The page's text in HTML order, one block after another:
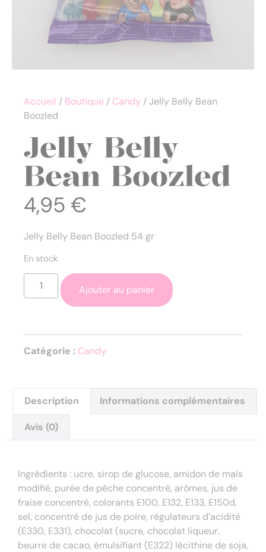
Accueil / Boutique / Candy / Jelly Belly Bean
Boozled
Jelly Belly
Bean Boozled
4,95 €
Jelly Belly Bean Boozled 54 gr
En stock
Ajouter au panier
Catégorie : Candy
Description Informations complémentaires
Avis (0)
Ingrédients : ucre, sirop de glucose, amidon de maïs
modifié, purée de pêche concentré, arômes, jus de
fraise concentré, colorants E100, E132, E133, E150d,
sel, concentré de jus de poire, régulateurs d’acidité
(E330, E331), chocolat (sucre, chocolat liqueur,
beurre de cacao, émulsifiant (E322) lécithine de soja,